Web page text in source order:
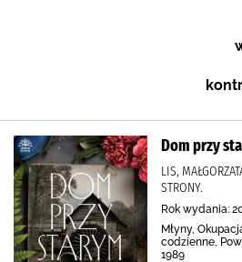
Dom przy
LIS,
STRONY.
Rok wydania:
Młyny,
codzienne,
1989